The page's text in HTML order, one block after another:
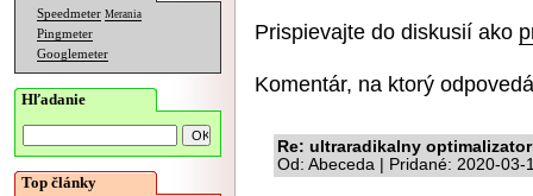
Speedmeter Merania
Pingmeter
Googlemeter
Hľadanie
Top články
Prispievajte do diskusií ako
Komentár, na ktorý
Re: ultraradikalny
Od: Abeceda | Pridané: 2020-03-